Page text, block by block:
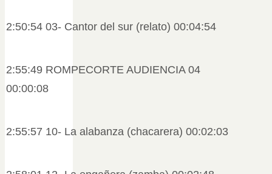
2:50:54 03- Cantor del sur (relato) 00:04:54
2:55:49 ROMPECORTE AUDIENCIA 04
00:00:08
2:55:57 10- La alabanza (chacarera) 00:02:03